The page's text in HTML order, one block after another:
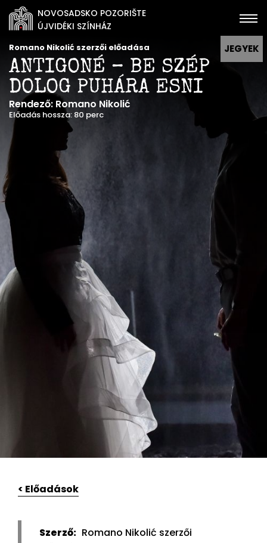
NOVOSADSKO POZORIŠTE
ÚJVIDÉKI SZÍNHÁZ
JEGYEK
Romano Nikolić szerzői előadása
ANTIGONÉ – BE SZÉP
DOLOG PUHÁRA ESNI
Rendező: Romano Nikolić
Előadás hossza: 80 perc
< Előadások
Szerző: Romano Nikolić szerzői